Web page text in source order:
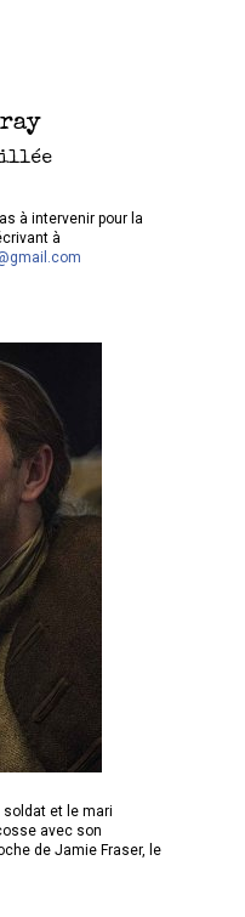
soldat et le mari
avec son
de Jamie Fraser, le
à intervenir pour la
à